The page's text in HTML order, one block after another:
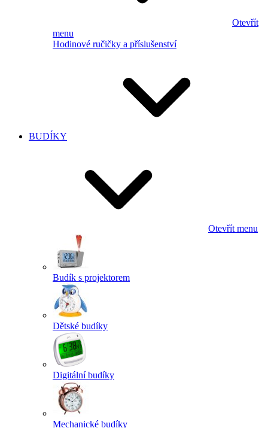
Otevřít
menu
Hodinové ručičky a příslušenství
BUDÍKY
Otevřít menu
Budík s projektorem
Dětské budíky
Digitální budíky
Mechanické budíky